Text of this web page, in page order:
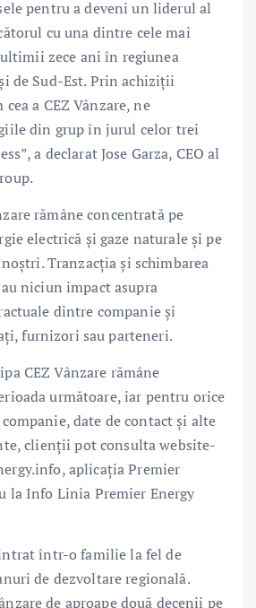
pentru a deveni un liderul al
cu una dintre cele mai
zece ani în regiunea
de Sud-Est. Prin achiziții
a CEZ Vânzare, ne
din grup în jurul celor trei
a declarat Jose Garza, CEO al
rămâne concentrată pe
electrică și gaze naturale și pe
Tranzacția și schimbarea
niciun impact asupra
dintre companie și
furnizori sau parteneri.
CEZ Vânzare rămâne
următoare, iar pentru orice
date de contact și alte
clienții pot consulta website-
aplicația Premier
la Info Linia Premier Energy
într-o familie la fel de
de dezvoltare regională.
de aproape două decenii pe